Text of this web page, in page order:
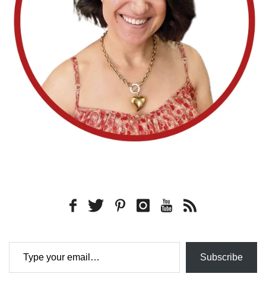
Type your email…
Subscribe